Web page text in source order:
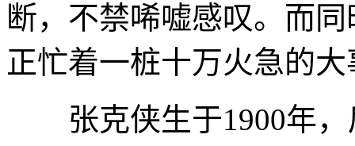
断，不禁唏嘘感叹。而
正忙着一桩十万火急的大
张克侠生于1900年，